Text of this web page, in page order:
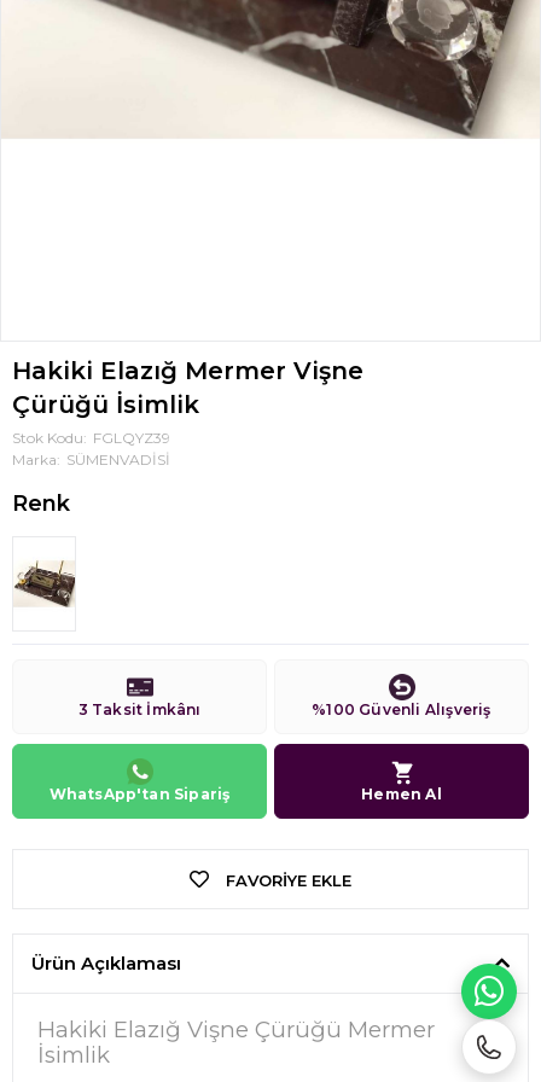
Hakiki Elazığ Mermer Vişne
Çürüğü İsimlik
Stok Kodu
FGLQYZ39
Marka
SÜMENVADİSİ
Renk
3 Taksit İmkânı %100 Güvenli Alışveriş
WhatsApp'tan Sipariş Hemen Al
FAVORIYE EKLE
Ürün Açıklaması
Hakiki Elazığ Vişne Çürüğü Mermer
İsimlik